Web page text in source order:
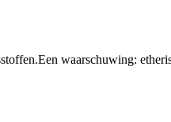
waarschuwing: